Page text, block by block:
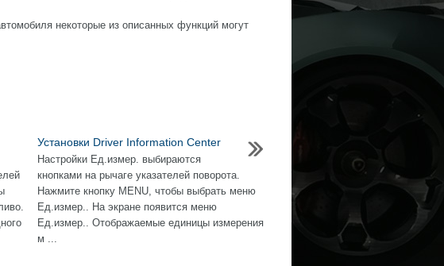
некоторые из описанных функций могут
Установки Driver Information Center
Настройки Ед.измер. выбираются
кнопками на рычаге указателей поворота.
Нажмите кнопку MENU, чтобы выбрать меню
Ед.измер.. На экране появится меню
Ед.измер.. Отображаемые единицы измерения
м ...